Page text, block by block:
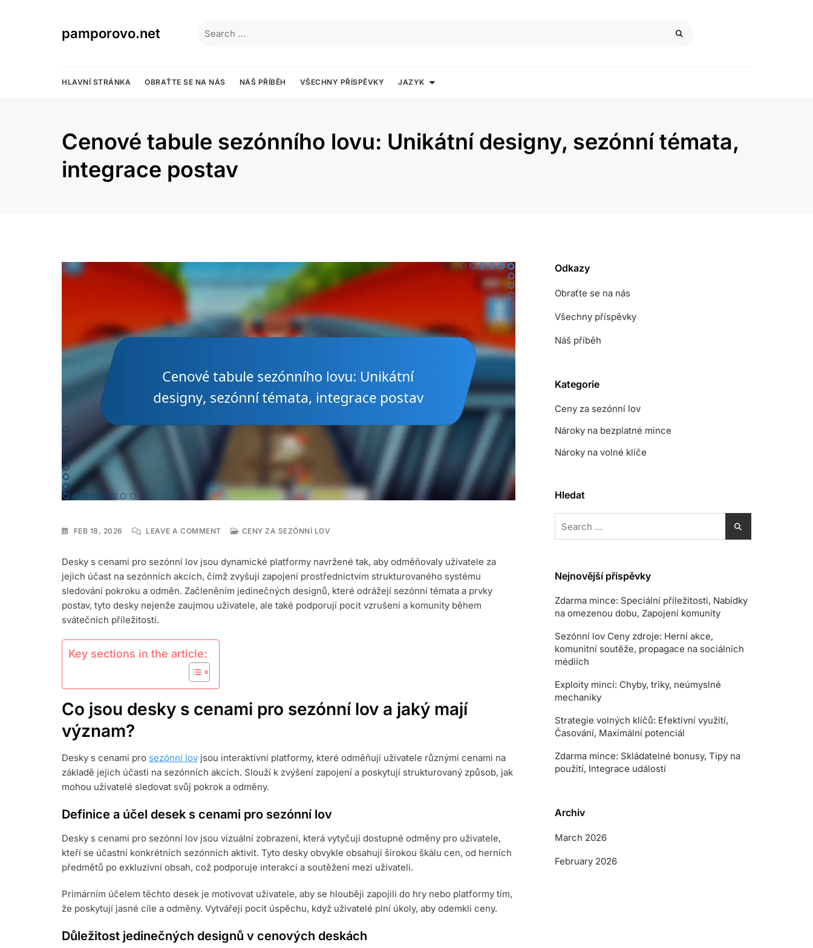
pamporovo.net
for:
HLAVNÍ STRÁNKA OBRAŤTE SE NA NÁS NÁŠ PŘÍBĚH VŠECHNY PŘÍSPĚVKY JAZYK
Cenové tabule sezónního lovu: Unikátní designy, sezónní témata,
integrace postav
FEB 18, 2026 LEAVE A COMMENTON
SEZÓNNÍHO
LOVU:
UNIKÁTNÍ
DESIGNY,
SEZÓNNÍ
CENY ZA SEZÓNNÍ LOV
Desky s cenami pro sezónní lov jsou dynamické platformy navržené tak, aby odměňovaly uživatele za
jejich účast na sezónních akcích, čímž zvyšují zapojení prostřednictvím strukturovaného systému
sledování pokroku a odměn. Začleněním jedinečných designů, které odrážejí sezónní témata a prvky
postav, tyto desky nejenže zaujmou uživatele, ale také podporují pocit vzrušení a komunity během
svátečních příležitostí.
Key sections in the article:
Co jsou desky s cenami pro sezónní lov a jaký mají
význam?
Desky s cenami pro sezónní lov jsou interaktivní platformy, které odměňují uživatele různými cenami na
základě jejich účasti na sezónních akcích. Slouží k zvýšení zapojení a poskytují strukturovaný způsob, jak
mohou uživatelé sledovat svůj pokrok a odměny.
Definice a účel desek s cenami pro sezónní lov
Desky s cenami pro sezónní lov jsou vizuální zobrazení, která vytyčují dostupné odměny pro uživatele,
kteří se účastní konkrétních sezónních aktivit. Tyto desky obvykle obsahují širokou škálu cen, od herních
předmětů po exkluzivní obsah, což podporuje interakci a soutěžení mezi uživateli.
Primárním účelem těchto desek je motivovat uživatele, aby se hlouběji zapojili do hry nebo platformy tím,
že poskytují jasné cíle a odměny. Vytvářejí pocit úspěchu, když uživatelé plní úkoly, aby odemkli ceny.
Důležitost jedinečných designů v cenových deskách
Odkazy
Obraťte se na nás
Všechny příspěvky
Náš příběh
Kategorie
Ceny za sezónní lov
Nároky na bezplatné mince
Nároky na volné klíče
Hledat
for:
Nejnovější příspěvky
Zdarma mince: Speciální příležitosti, Nabídky
na omezenou dobu, Zapojení komunity
Sezónní lov Ceny zdroje: Herní akce,
komunitní soutěže, propagace na sociálních
médiích
Exploity mincí: Chyby, triky, neúmyslné
mechaniky
Strategie volných klíčů: Efektivní využití,
Časování, Maximální potenciál
Zdarma mince: Skládatelné bonusy, Tipy na
použití, Integrace událostí
Archiv
March 2026
February 2026